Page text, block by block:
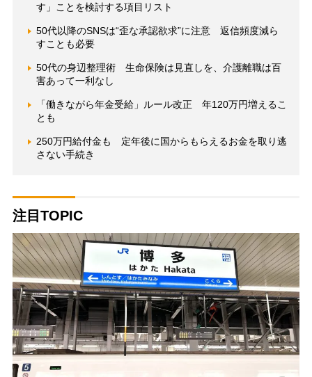
す」ことを検討する項目リスト
50代以降のSNSは“歪な承認欲求”に注意 返信頻度減ら
すことも必要
50代の身辺整理術 生命保険は見直しを、介護離職は百
害あって一利なし
「働きながら年金受給」ルール改正 年120万円増えるこ
とも
250万円給付金も 定年後に国からもらえるお金を取り逃
さない手続き
注目TOPIC